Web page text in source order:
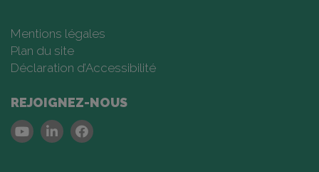
Mentions légales
Plan du site
Déclaration d’Accessibilité
REJOIGNEZ-NOUS
YoutubeLinkedinFacebook